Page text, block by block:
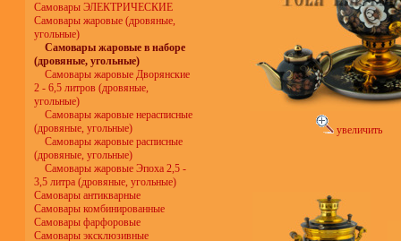
Самовары ЭЛЕКТРИЧЕСКИЕ
Самовары жаровые (дровяные,
угольные)
Самовары жаровые в наборе
(дровяные, угольные)
Самовары жаровые Дворянские
2 - 6,5 литров (дровяные,
угольные)
Самовары жаровые нерасписные
(дровяные, угольные)
Самовары жаровые расписные
(дровяные, угольные)
Самовары жаровые Эпоха 2,5 -
3,5 литра (дровяные, угольные)
Самовары антикварные
Самовары комбинированные
Самовары фарфоровые
Самовары эксклюзивные
увеличить